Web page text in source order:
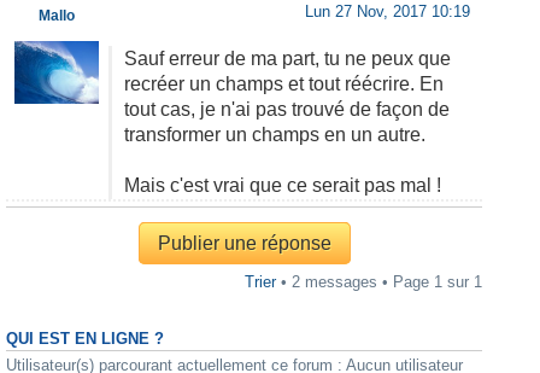
Lun 27 Nov, 2017 10:19
Sauf erreur de ma part, tu ne peux que
recréer un champs et tout réécrire. En
tout cas, je n'ai pas trouvé de façon de
transformer un champs en un autre.
Mais c'est vrai que ce serait pas mal !
Mallo
Publier une réponse
Trier• 2 messages • Page 1 sur 1
QUI EST EN LIGNE ?
Utilisateur(s) parcourant actuellement ce forum : Aucun utilisateur